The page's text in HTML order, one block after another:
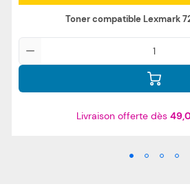
Toner compatible Lexmark
Livraison offerte dès